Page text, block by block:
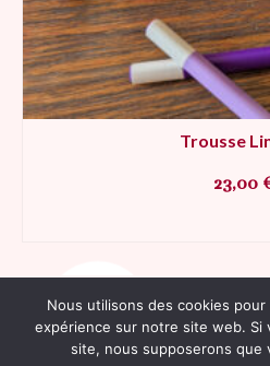
Trousse
23,00
Contact Plan du site RGPD
Nous utilisons des cookies
expérience sur notre site web. Si
site, nous supposerons que